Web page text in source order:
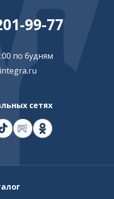
99-77
по будням
сетях